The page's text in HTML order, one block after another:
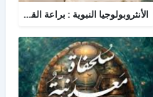
الأنثروبولوجيا النبوية : براعة القائد في دراسة الفرد والمجتمع